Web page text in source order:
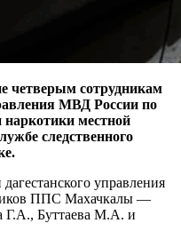
четверым сотрудникам
МВД России по
местной
следственного
управления
ППС Махачкалы —
Г.А., Буттаева М.А. и